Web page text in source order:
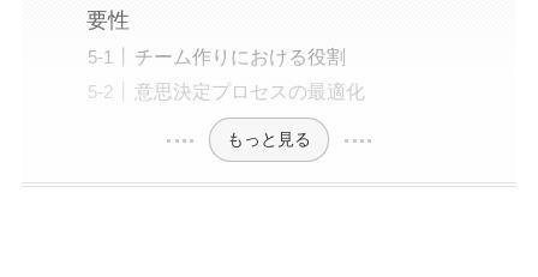
要性
チーム作りにおける役割
意思決定プロセスの最適化
もっと見る